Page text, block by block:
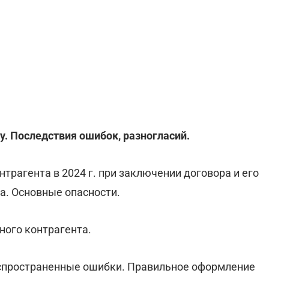
Последствия ошибок, разногласий.
в 2024 г. при заключении договора и его
Основные опасности.
контрагента.
ошибки. Правильное оформление